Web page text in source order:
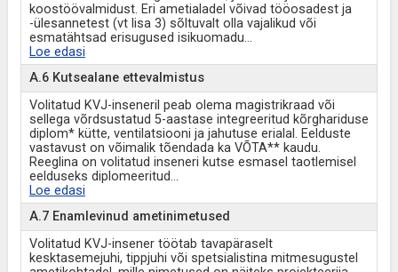
koostöövalmidust. Eri ametialadel võivad tööosadest ja
-ülesannetest (vt lisa 3) sõltuvalt olla vajalikud või
esmatähtsad erisugused isikuomadu...
Loe edasi
A.6 Kutsealane ettevalmistus
Volitatud KVJ-inseneril peab olema magistrikraad või
sellega võrdsustatud 5-aastase integreeritud kõrghariduse
diplom* kütte, ventilatsiooni ja jahutuse erialal. Eelduste
vastavust on võimalik tõendada ka VÕTA** kaudu.
Reeglina on volitatud inseneri kutse esmasel taotlemisel
eelduseks diplomeeritud...
Loe edasi
A.7 Enamlevinud ametinimetused
Volitatud KVJ-insener töötab tavapäraselt
kesktasemejuhi, tippjuhi või spetsialistina mitmesugustel